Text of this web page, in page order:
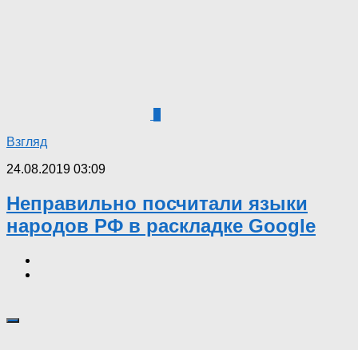
Взгляд
24.08.2019 03:09
Неправильно посчитали языки
народов РФ в раскладке Google